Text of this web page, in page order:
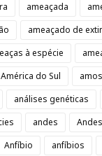
ameaçada
ameaçado de
à espécie
América do Sul
análises genéticas
andes
Anfíbio anfíbios